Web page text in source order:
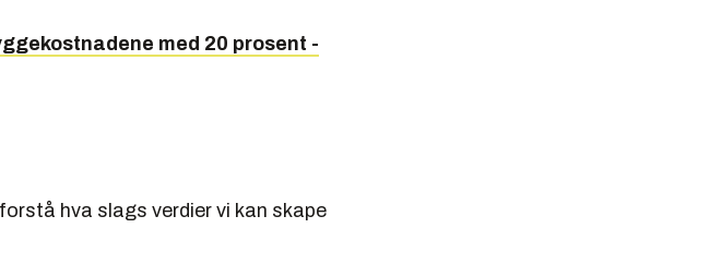
med 20 prosent -
hva slags verdier vi kan skape